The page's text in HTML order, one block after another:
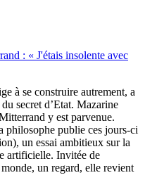
: « J'étais insolente avec
à se construire autrement, a
secret d’Etat. Mazarine
y est parvenue.
philosophe publie ces jours-ci
un essai ambitieux sur la
artificielle. Invitée de
un regard, elle revient